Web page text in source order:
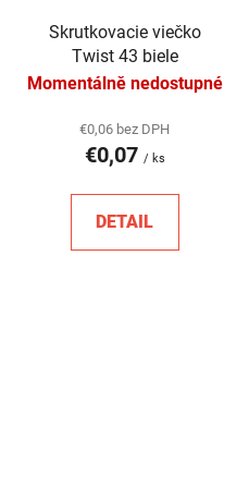
Skrutkovacie viečko
Twist 43 biele
Momentálně nedostupné
€0,06 bez DPH
€0,07 / ks
DETAIL